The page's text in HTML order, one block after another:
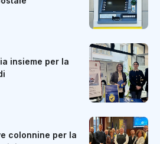
insieme per la
colonnine per la